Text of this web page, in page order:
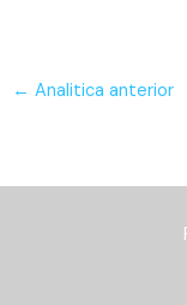
← Analitica anterior